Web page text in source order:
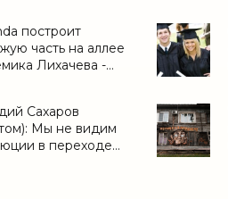
построит
часть на аллее
Лихачева -
Сахаров
Мы не видим
в переходе